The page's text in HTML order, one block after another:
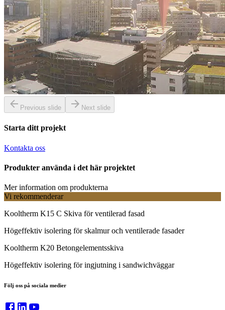
Previous slide Next slide
Starta ditt projekt
Kontakta oss
Produkter använda i det här projektet
Mer information om produkterna
Vi rekommenderar
Kooltherm K15 C Skiva för ventilerad fasad
Högeffektiv isolering för skalmur och ventilerade fasader
Kooltherm K20 Betongelementsskiva
Högeffektiv isolering för ingjutning i sandwichväggar
Följ oss på sociala medier